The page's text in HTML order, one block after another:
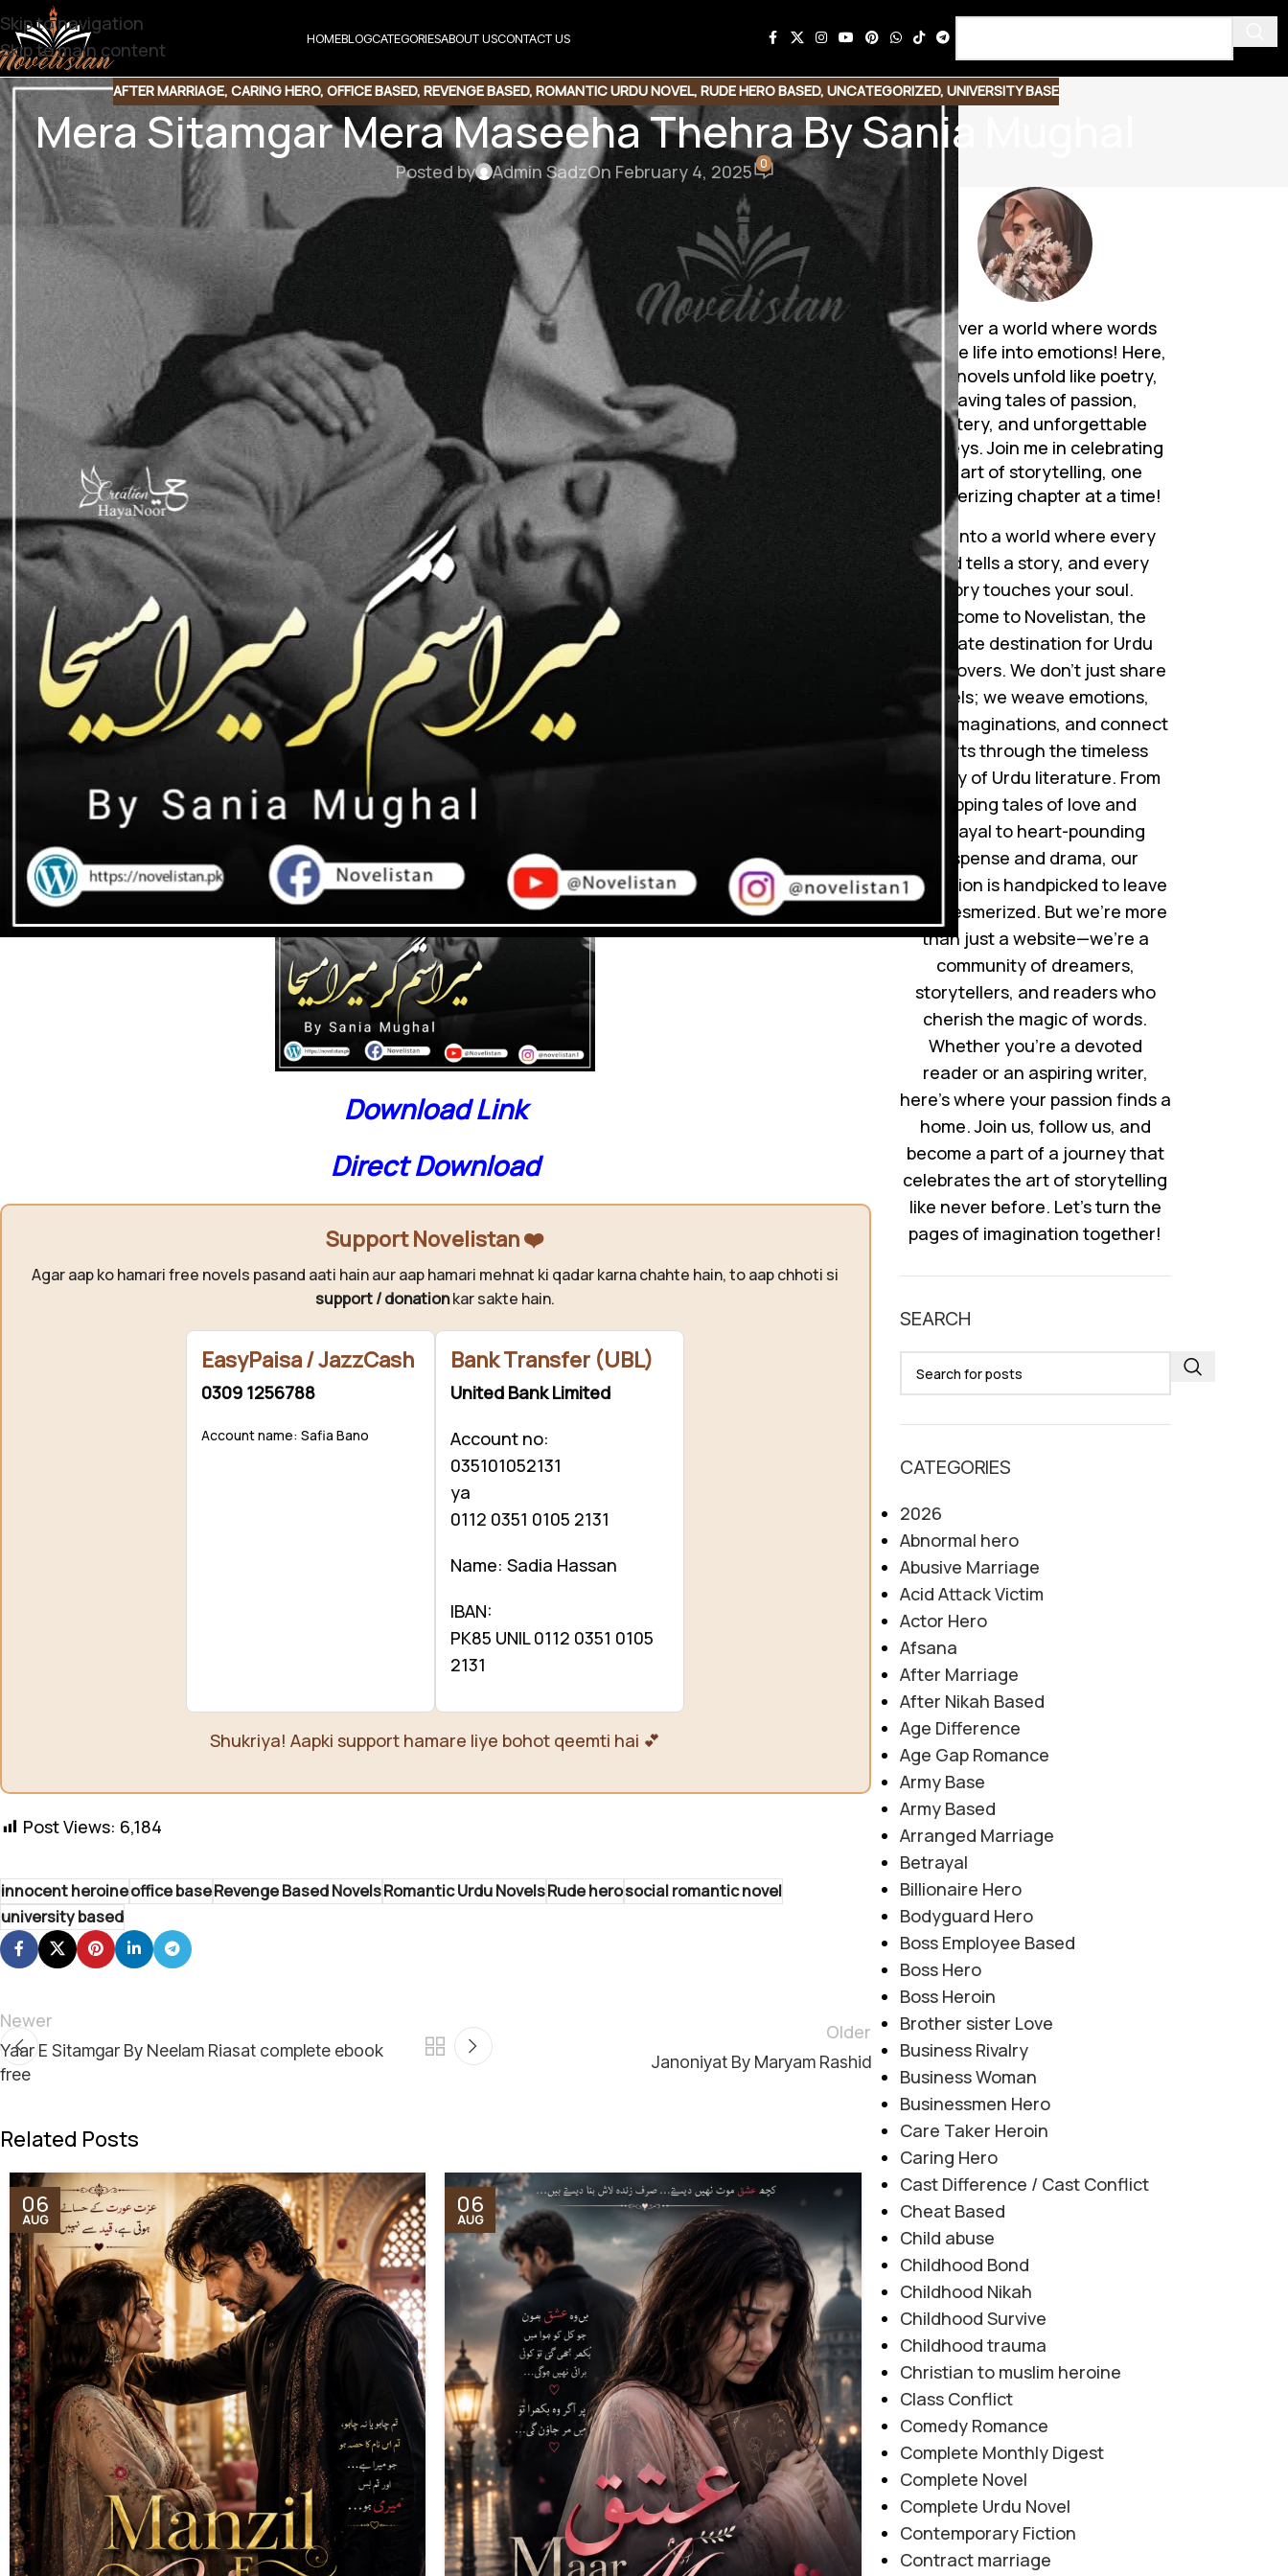
Skip to navigation
Skip to main content
HOMEBLOGCATEGORIESABOUT USCONTACT US
AFTER MARRIAGE, CARING HERO, OFFICE BASED, REVENGE BASED, ROMANTIC URDU NOVEL, RUDE HERO BASED, UNCATEGORIZED, UNIVERSITY BASE
Mera Sitamgar Mera Maseeha Thehra By Sania Mughal
Posted by Admin SadzOn February 4, 2025 0
Mera Sitamgar Mera Maseeha Thehra By Sania Mughal
Genre : Revenge based | Rude and Cruel Hero | After marriage | Romantic Novel | Office based | University
based
ٹھیک کہتی ہے تمہاری ماں ۔۔۔ جتنی تمہیں ڈھیل دے رکھی ہے اتنا ہی تم میری نرمی کا ناجائز فائدہ اٹھاتی ہو۔۔۔
تمہارا باپ ہونے کے ناطے کیا میرا اتنا بھی حق نہیں کہ میں تم لوگوں کیلیے پریشان ہو سکوں۔۔
بہت جلد رشتہ ڈھونڈ کے تمہاری شادی کرتا ہوں۔ اپنے بچے ہوں گے
تو پھر تمہیں احساس ہو گا کہ ماں باپ کی پریشانی کیا ہوتی ہے۔۔
بابا کیا کہہ رہے ۔ ؟۔ ابرو کو کچھ سنائی نہ دیا۔۔ وہ تو صرف ہاتھ منہ پہ رکھے ہونک بنی بابا
کو دیکھ رہی تھی۔۔ جنہوں نے کبھی اسے پھولوں کی چھڑی سے بھی نہ چھوا تھا ۔۔۔ اور ۔
آج ۔۔۔ تھپڑ ۔۔ وہ اپنی سکی کا گلہ گھونٹتے ہاتھ منہ پہ رکھے بھاگتی ہوئی کمرے سے نکل گئی۔۔
ابرو مجھے معاف کر دیتا ۔۔۔ میں۔۔ میں اپنے بیٹے پہ ہاتھ کیسے اٹھا سکتا ۔۔۔۔ مجھے تم سے
نہیں اس زاد یار سے ڈر لگتا ۔۔۔ وہ مجھے ڈھونڈ لے گا ۔۔۔ اور تمہیں بھی مجھ سے چھین لے گا۔۔
میں تمہیں سچ بتا کہ تمہاری نفرت نہ سبہ پاوں گا۔۔ معاف کر دینا اپنے بابا کو عالی ۔۔
ابرو کے جاتے ہی زمان احمد کے کے آنسو قطرہ قطرہ بہنے لگے۔۔۔۔۔۔
Download Link
Direct Download
Support Novelistan ❤️
Agar aap ko hamari free novels pasand aati hain aur aap hamari mehnat ki qadar karna chahte hain, to aap chhoti si
support / donationkar sakte hain.
EasyPaisa / JazzCash
0309 1256788
Account name: Safia Bano
Bank Transfer (UBL)
United Bank Limited
Account no:
035101052131
ya
0112 0351 0105 2131
Name: Sadia Hassan
IBAN:
PK85 UNIL 0112 0351 0105
2131
Shukriya! Aapki support hamare liye bohot qeemti hai 💕
Post Views: 6,184
innocent heroineoffice baseRevenge Based NovelsRomantic Urdu NovelsRude herosocial romantic novel
university based
Newer
Yaar E Sitamgar By Neelam Riasat complete ebook
free
Older
Janoniyat By Maryam Rashid
Related Posts
06
AUG
06
AUG
06
AUG
Discover a world where words
breathe life into emotions! Here,
Urdu novels unfold like poetry,
weaving tales of passion,
mystery, and unforgettable
journeys. Join me in celebrating
the art of storytelling, one
mesmerizing chapter at a time!
Step into a world where every
word tells a story, and every
story touches your soul.
Welcome to Novelistan, the
ultimate destination for Urdu
novel lovers. We don’t just share
novels; we weave emotions,
ignite imaginations, and connect
hearts through the timeless
beauty of Urdu literature. From
gripping tales of love and
betrayal to heart-pounding
suspense and drama, our
collection is handpicked to leave
you mesmerized. But we’re more
than just a website—we’re a
community of dreamers,
storytellers, and readers who
cherish the magic of words.
Whether you’re a devoted
reader or an aspiring writer,
here’s where your passion finds a
home. Join us, follow us, and
become a part of a journey that
celebrates the art of storytelling
like never before. Let’s turn the
pages of imagination together!
SEARCH
CATEGORIES
2026
Abnormal hero
Abusive Marriage
Acid Attack Victim
Actor Hero
Afsana
After Marriage
After Nikah Based
Age Difference
Age Gap Romance
Army Base
Army Based
Arranged Marriage
Betrayal
Billionaire Hero
Bodyguard Hero
Boss Employee Based
Boss Hero
Boss Heroin
Brother sister Love
Business Rivalry
Business Woman
Businessmen Hero
Care Taker Heroin
Caring Hero
Cast Difference / Cast Conflict
Cheat Based
Child abuse
Childhood Bond
Childhood Nikah
Childhood Survive
Childhood trauma
Christian to muslim heroine
Class Conflict
Comedy Romance
Complete Monthly Digest
Complete Novel
Complete Urdu Novel
Contemporary Fiction
Contract marriage